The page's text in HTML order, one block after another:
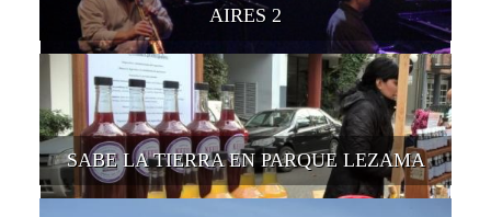
AIRES 2
SABE LA TIERRA EN PARQUE LEZAMA